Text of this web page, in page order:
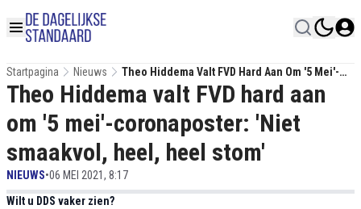
Startpagina Nieuws
Theo Hiddema Valt FVD Hard Aan Om '5 Mei'-
Coronaposter: 'Niet Smaakvol, Heel, Heel Stom'
Theo Hiddema valt FVD hard aan
om '5 mei'-coronaposter: 'Niet
smaakvol, heel, heel stom'
NIEUWS•06 MEI 2021, 8:17
Wilt u DDS vaker zien?